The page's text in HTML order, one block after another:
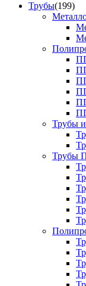
Трубы(199)
Трубы
Трубы